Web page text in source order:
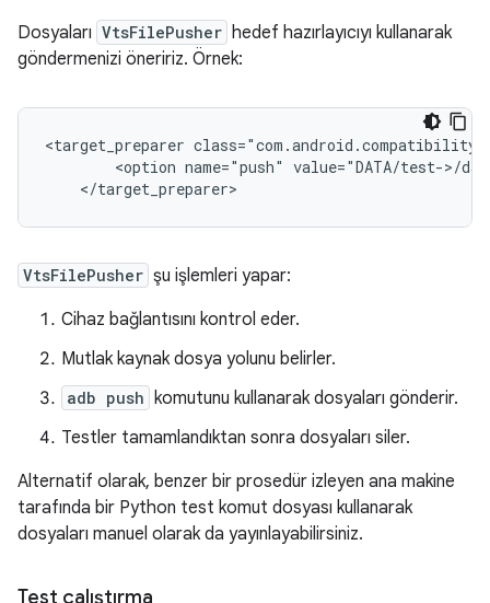
Dosyaları VtsFilePusher hedef hazırlayıcıyı kullanarak
göndermenizi öneririz. Örnek:
<target_preparer
<option name="push" value="DATA/test->/
VtsFilePusher şu işlemleri yapar:
Cihaz bağlantısını kontrol eder.
Mutlak kaynak dosya yolunu belirler.
adb push komutunu kullanarak dosyaları gönderir.
Testler tamamlandıktan sonra dosyaları siler.
Alternatif olarak, benzer bir prosedür izleyen ana makine
tarafında bir Python test komut dosyası kullanarak
dosyaları manuel olarak da yayınlayabilirsiniz.
Test çalıştırma